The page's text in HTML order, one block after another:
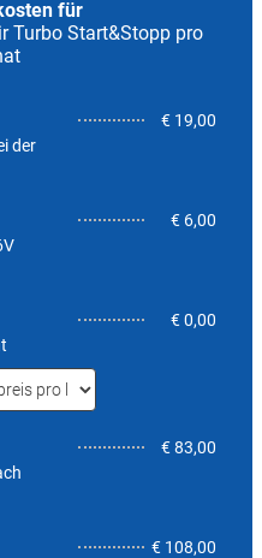
für
Turbo Start&Stopp pro
der
€ 19,00
€ 6,00
€ 0,00
€ 83,00
€ 108,00